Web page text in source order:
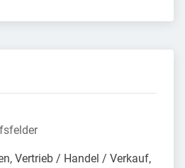
Vertrieb / Handel / Verkauf,